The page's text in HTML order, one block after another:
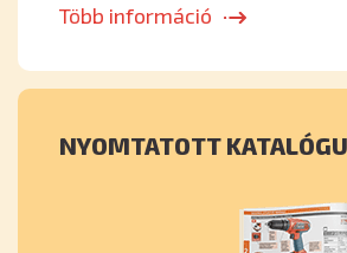
Több információ
NYOMTATOTT